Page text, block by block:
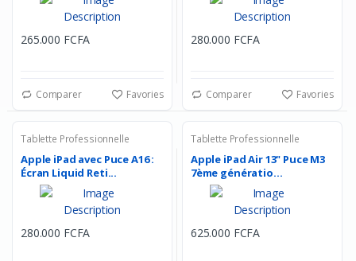
265.000 FCFA
Comparer Favories
280.000 FCFA
Comparer Favories
Tablette Professionnelle
Apple iPad avec Puce A16 :
Écran Liquid Reti...
280.000 FCFA
Tablette Professionnelle
Apple iPad Air 13" Puce M3
7ème génératio...
625.000 FCFA